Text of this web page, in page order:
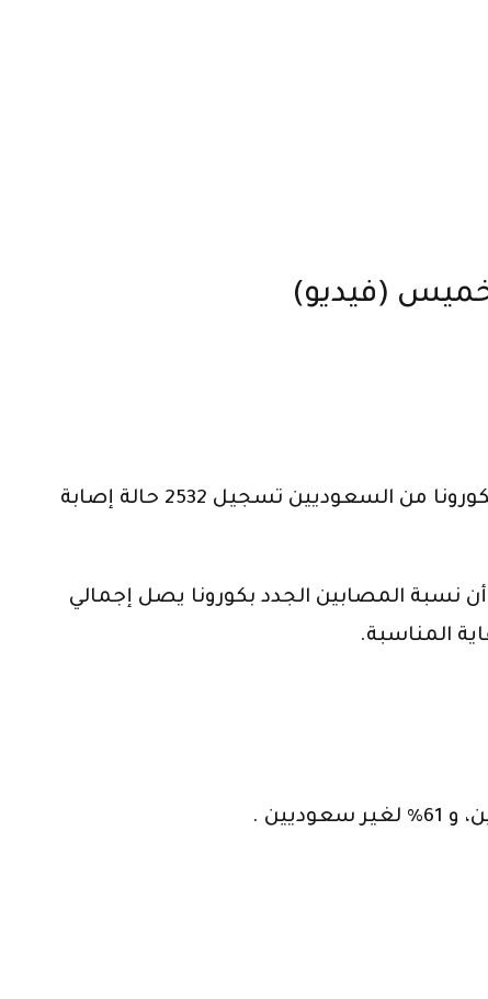
(فيديو)
أعلن المتحدث الرسمي لوزارة الصحة الدكتور محمد العبد العالي اليوم الخميس، عن نسبة المصابين الجدد بكورونا من السعوديين تسجيل 2532 حالة إصابة
نسبة المصابين الجدد بكورونا يصل إجمالي